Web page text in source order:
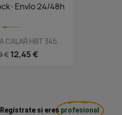
24/48h
CALAR HBT 345...
€ 12,45 €
Regístrate si eres profesional